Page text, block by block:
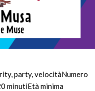
party, velocitàNumero
minutiEtà minima